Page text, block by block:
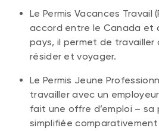
Le Permis Vacances Travail
accord entre le Canada et
pays, il permet de travailler
résider et voyager.
Le Permis Jeune
travailler avec un
fait une offre d’emploi –
simplifiée comparativement